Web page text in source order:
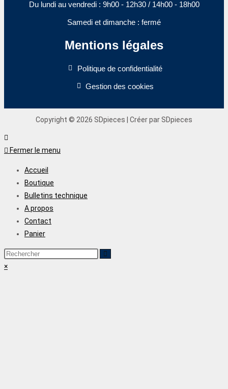
Du lundi au vendredi : 9h00 - 12h30 / 14h00 - 18h00​
Samedi et dimanche : fermé
Mentions légales
Politique de confidentialité
Gestion des cookies
Copyright © 2026 SDpieces | Créer par SDpieces
Fermer le menu
Accueil
Boutique
Bulletins technique
A propos
Contact
Panier
×